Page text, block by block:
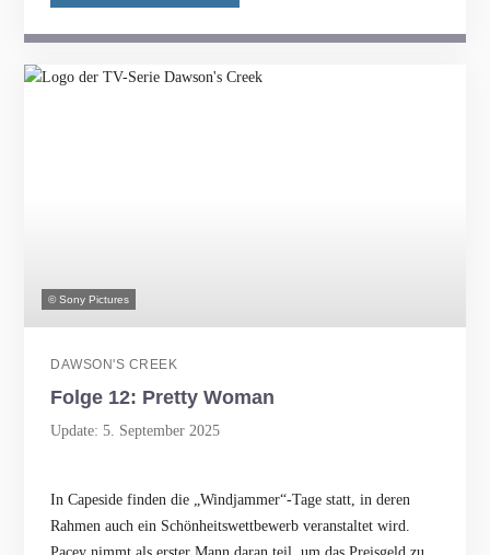
© Sony Pictures
DAWSON'S CREEK
Folge 12: Pretty Woman
Update: 5. September 2025
In Capeside finden die „Windjammer“-Tage statt, in deren
Rahmen auch ein Schönheitswettbewerb veranstaltet wird.